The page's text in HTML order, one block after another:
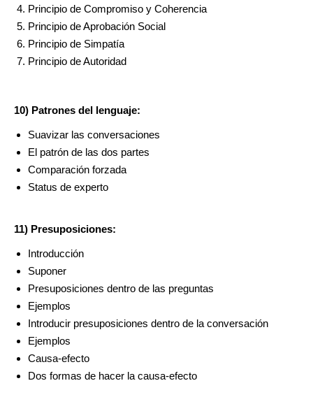
Principio de Compromiso y Coherencia
Principio de Aprobación Social
Principio de Simpatía
Principio de Autoridad
10) Patrones del lenguaje:
Suavizar las conversaciones
El patrón de las dos partes
Comparación forzada
Status de experto
11) Presuposiciones:
Introducción
Suponer
Presuposiciones dentro de las preguntas
Ejemplos
Introducir presuposiciones dentro de la conversación
Ejemplos
Causa-efecto
Dos formas de hacer la causa-efecto